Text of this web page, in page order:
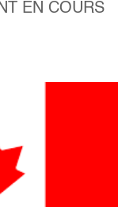
EN COURS